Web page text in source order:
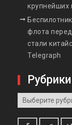
крупнейших
флота
стали
Telegraph
Рубрики
Рубрики